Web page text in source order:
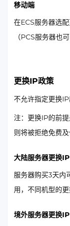
移动端
在ECS服务器选
（PCS服务器也
更换IP政策
不允许指定更换IP
注：更换IP的前
则将被拒绝免费及
大陆服务器更换IP
服务器购买3天内
用，不同机型的
境外服务器更换IP